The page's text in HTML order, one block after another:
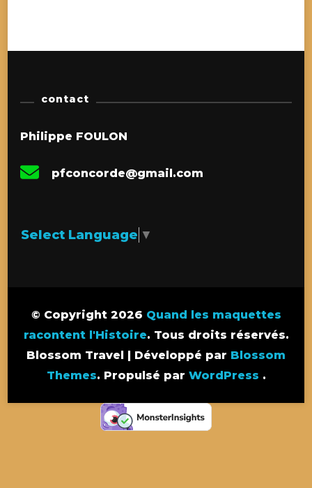
contact
Philippe FOULON
pfconcorde@gmail.com
Select Language ▼
© Copyright 2026 Quand les maquettes
racontent l'Histoire. Tous droits réservés.
Blossom Travel | Développé par Blossom
Themes. Propulsé par WordPress .